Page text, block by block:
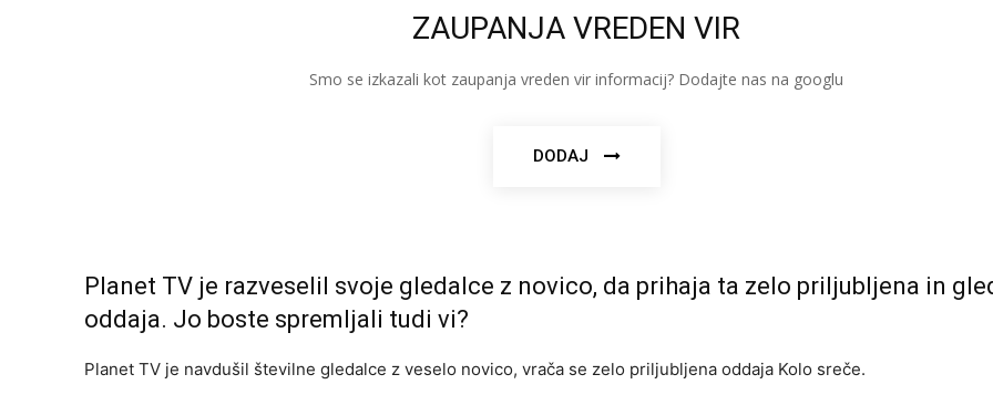
ZAUPANJA VREDEN VIR
Smo se izkazali kot zaupanja vreden vir informacij? Dodajte nas na googlu
DODAJ
Planet TV je razveselil svoje gledalce z novico, da prihaja ta zelo priljubljena in
oddaja. Jo boste spremljali tudi vi?
Planet TV je navdušil številne gledalce z veselo novico, vrača se zelo priljubljena oddaja Kolo sreče.